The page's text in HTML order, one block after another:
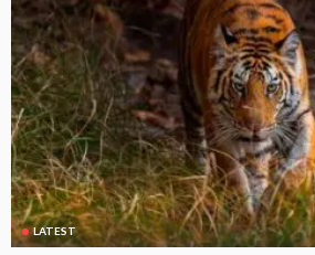
LATEST